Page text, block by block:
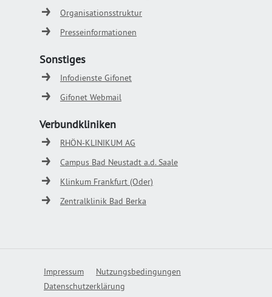
Organisationsstruktur
Presseinformationen
Sonstiges
Infodienste Gifonet
Gifonet Webmail
Verbundkliniken
RHÖN-KLINIKUM AG
Campus Bad Neustadt a.d. Saale
Klinkum Frankfurt (Oder)
Zentralklinik Bad Berka
Impressum
Nutzungsbedingungen
Datenschutzerklärung